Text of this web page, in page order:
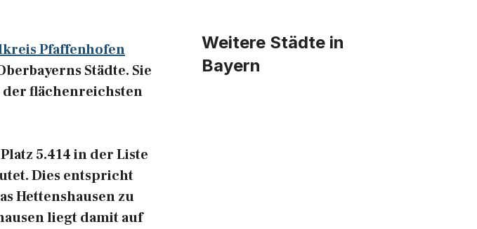
Pfaffenhofen
Städte. Sie
der flächenreichsten
5.414 in der Liste
Dies entspricht
Hettenshausen zu
liegt damit auf
Weitere Städte in
Bayern